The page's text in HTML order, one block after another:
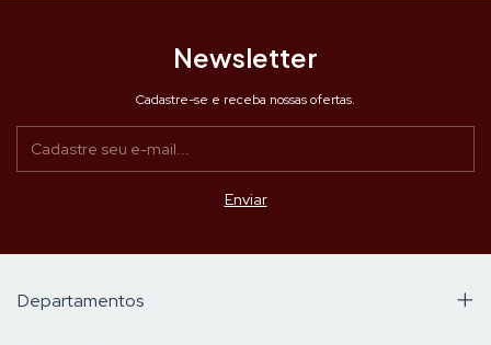
Newsletter
Cadastre-se e receba nossas ofertas.
Departamentos